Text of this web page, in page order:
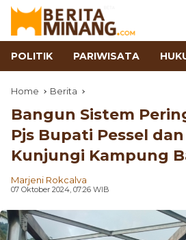
POLITIK PARIWISATA
Home Berita
Bangun Sistem
Pjs Bupati Pessel
Kunjungi Kampung
Marjeni Rokcalva
07 Oktober 2024, 07:26 WIB